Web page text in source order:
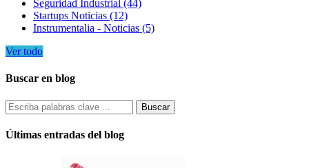
Seguridad Industrial (44)
Startups Noticias (12)
Instrumentalia - Noticias (5)
Ver todo
Buscar en blog
Últimas entradas del blog